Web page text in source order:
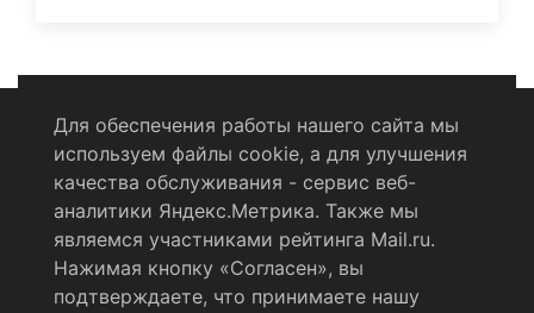
Политика конфиденциальности
Согласие на обработку персональных данных
RSS-лента
Для обеспечения работы нашего сайта мы
используем файлы cookie, а для улучшения
качества обслуживания - сервис веб-
аналитики Яндекс.Метрика. Также мы
являемся участниками рейтинга Mail.ru.
Нажимая кнопку «Согласен», вы
подтверждаете, что принимаете нашу